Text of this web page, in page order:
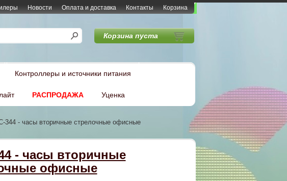
Новости Оплата и доставка Контакты Корзина
Корзина пуста
Контроллеры и источники питания
РАСПРОДАЖА Уценка
344 - часы вторичные стрелочные офисные
- часы вторичные
офисные